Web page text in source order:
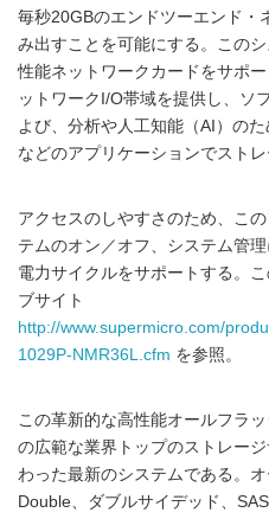
毎秒20GBのエンドツーエンド・
み出すことを可能にする。この
性能ネットワークカードをサポ
ットワークI/O帯域を提供し、ソ
よび、分析や人工知能（AI）の
などのアプリケーションでストレ
アクセスのしやすさのため、こ
テムのオン／オフ、システム管
電力サイクルをサポートする。
ブサイト
http://www.supermicro.com/
1029P-NMR36L.cfm を参照。
この革新的な高性能オールフラ
の広範な業界トップのストレー
わった最新のシステムである。
Double、ダブルサイデッド、